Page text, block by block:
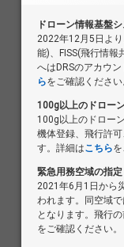
ドローン情報基盤
2022年12月5日よ
能)、FISS(飛行情報
へはDRSのアカウ
らをご確認ください
100g以上のドロー
100g以上のドロー
機体登録、飛行許
す。詳細はこちら
緊急用務空域の指定
2021年6月1日から
われます。同空域
となります。飛行
をご確認ください。